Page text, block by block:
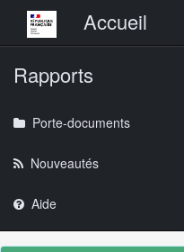
Menu principalAccueil
Rapports
Porte-documents
Nouveautés
Aide